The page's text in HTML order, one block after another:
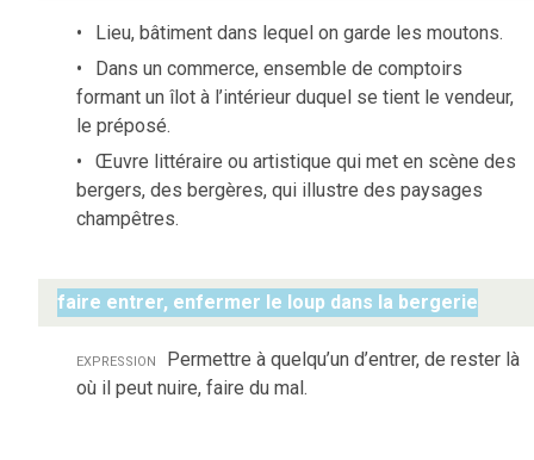
Lieu, bâtiment dans lequel on garde les moutons.
Dans un commerce, ensemble de comptoirs
formant un îlot à l’intérieur duquel se tient le vendeur,
le préposé.
Œuvre littéraire ou artistique qui met en scène des
bergers, des bergères, qui illustre des paysages
champêtres.
faire entrer, enfermer le loup dans la bergerie
expression Permettre à quelqu’un d’entrer, de rester là
où il peut nuire, faire du mal.